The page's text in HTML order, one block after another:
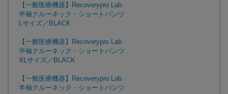
【一般医療機器】Recoverypro Lab.
半袖クルーネック・ショートパンツ
Lサイズ／BLACK
【一般医療機器】Recoverypro Lab.
半袖クルーネック・ショートパンツ
XLサイズ／BLACK
【一般医療機器】Recoverypro Lab.
半袖クルーネック・ショートパンツ